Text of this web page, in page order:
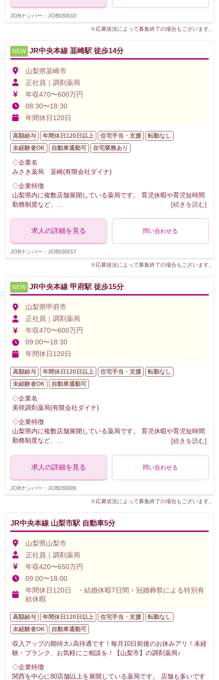
JOBナンバー：JOB030010
※応募状況によって募集終了の場合もございます。
NEW JR中央本線 韮崎駅 徒歩14分
山梨県韮崎市
正社員｜調剤薬局
年収470〜600万円
08:30〜18:30
年間休日120日
高額給与 年間休日120日以上 住宅手当・支援
転勤なし
未経験者OK
自動車通勤可 在宅業務あり
◇企業名
みさき薬局 韮崎(有限会社ダイナ)
◇企業特徴
山梨県内に複数店舗展開している薬局です。 育児休暇や育児短時間
勤務制度など、
[続きを読む]
求人の詳細を見る 問い合わせる
JOBナンバー：JOB030017
※応募状況によって募集終了の場合もございます。
NEW JR中央本線 甲府駅 徒歩15分
山梨県甲府市
正社員｜調剤薬局
年収470〜600万円
09:00〜18:30
年間休日120日
高額給与 年間休日120日以上 住宅手当・支援
転勤なし
未経験者OK
自動車通勤可
◇企業名
美咲調剤薬局(有限会社ダイナ)
◇企業特徴
山梨県内に複数店舗展開している薬局です。 育児休暇や育児短時間
勤務制度など、 ... [続きを読む]
求人の詳細を見る 問い合わせる
JOBナンバー：JOB030009
※応募状況によって募集終了の場合もございます。
JR中央本線 山梨市駅 自動車5分
山梨県山梨市
正社員｜調剤薬局
年収420〜650万円
09:00〜18:00
年間休日120日 ・結婚休暇7日間・冠婚葬祭による特別有
給休暇
高額給与 年間休日120日以上 住宅手当・支援
転勤なし
未経験者OK
自動車通勤可
収入アップの期待大♪高待遇です！毎月10日前後のお休みアリ！未経
験・ブランク、お気軽にご相談を！【山梨市】の調剤薬局♪
◇企業特徴
関西を中心に80店舗以上を展開している薬局です。 店舗も多いです